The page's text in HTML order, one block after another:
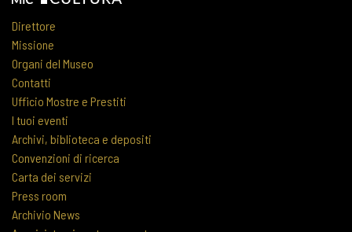
Direttore
Missione
Organi del Museo
Contatti
Ufficio Mostre e Prestiti
I tuoi eventi
Archivi, biblioteca e depositi
Convenzioni di ricerca
Carta dei servizi
Press room
Archivio News